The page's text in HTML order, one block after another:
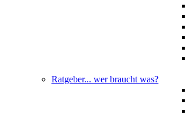
Ratgeber... wer braucht was?